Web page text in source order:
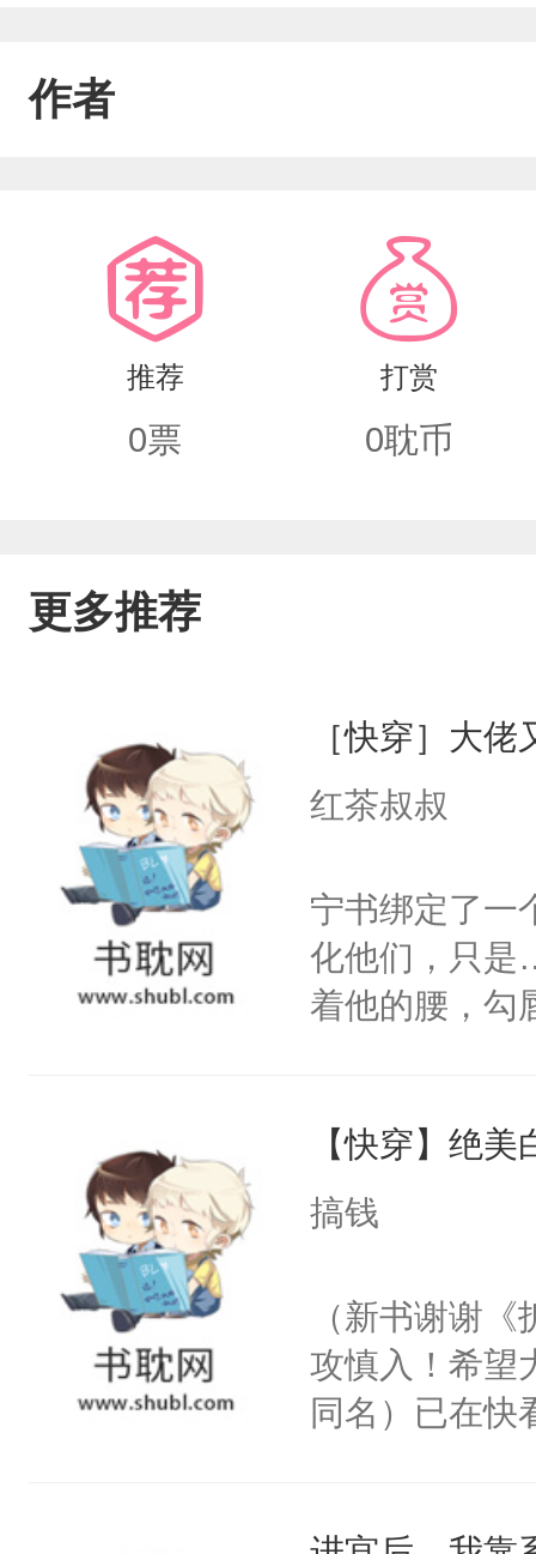
作者
推荐
0票
打赏
0耽币
更多推荐
［快穿］大
红茶叔叔
宁书绑定了一
化他们，只是
着他的腰，勾
来，给老公
用力——为你
【快穿】绝
搞钱
（新书谢谢
攻慎入！希望
同名）已在快